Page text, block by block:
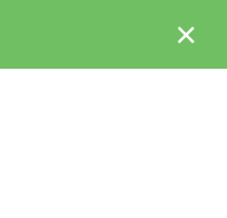
×